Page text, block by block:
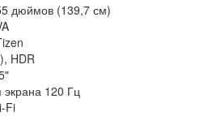
дюймов (139,7 см)
HDR
экрана 120 Гц
Fi